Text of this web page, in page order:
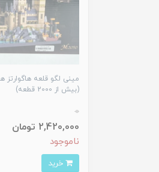
(بیش از 2000 قطعه)
0
2,420,000 تومان
ناموجود